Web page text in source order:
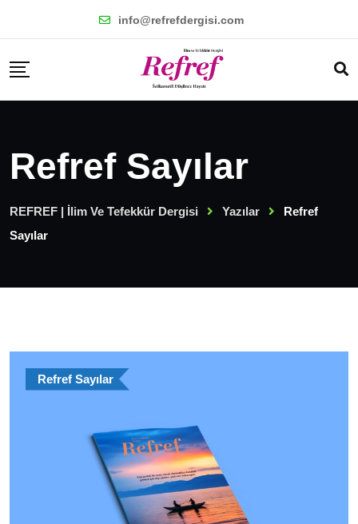
info@refrefdergisi.com
Refref Sayılar
REFREF | İlim Ve Tefekkür Dergisi Yazılar
Refref
Sayılar
Refref Sayılar